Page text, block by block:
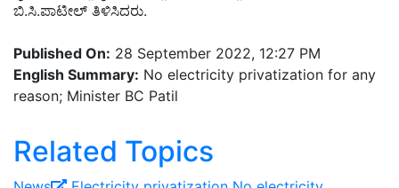
ಬಿ.ಸಿ.ಪಾಟೀಲ್ ತಿಳಿಸಿದರು.
Published On: 28 September 2022, 12:27 PM
English Summary: No electricity privatization for any
reason; Minister BC Patil
Related Topics